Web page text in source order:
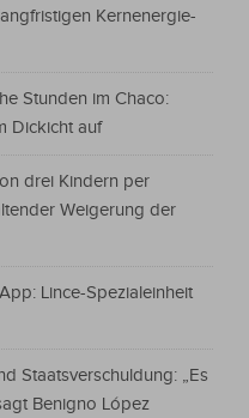
Kernenergie-
Stunden im Chaco:
Dickicht auf
drei Kindern per
Weigerung der
Lince-Spezialeinheit
Staatsverschuldung: „Es
Benigno López